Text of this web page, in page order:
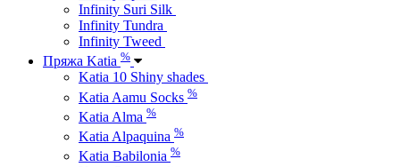
Infinity Suri Silk
Infinity Tundra
Infinity Tweed
Пряжа Katia %
Katia 10 Shiny shades
Katia Aamu Socks %
Katia Alma %
Katia Alpaquina %
Katia Babilonia %